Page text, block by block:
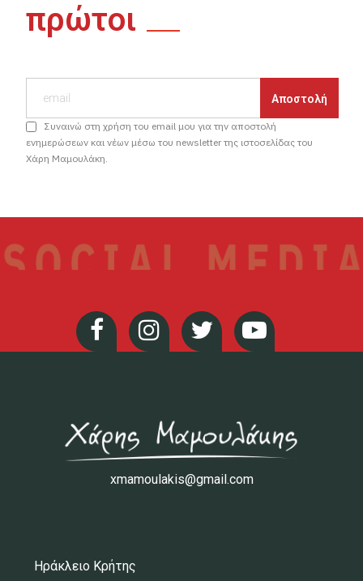
πρώτοι
Συναινώ στη χρήση του email μου για την αποστολή
ενημερώσεων και νέων μέσω του newsletter της ιστοσελίδας του
Χάρη Μαμουλάκη.
xmamoulakis@gmail.com
Ηράκλειο Κρήτης